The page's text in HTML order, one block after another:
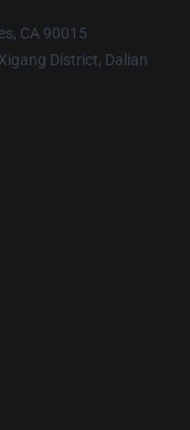
CA 90015
District, Dalian